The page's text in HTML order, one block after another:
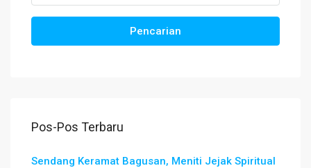
Pencarian
Pos-Pos Terbaru
Sendang Keramat Bagusan, Meniti Jejak Spiritual